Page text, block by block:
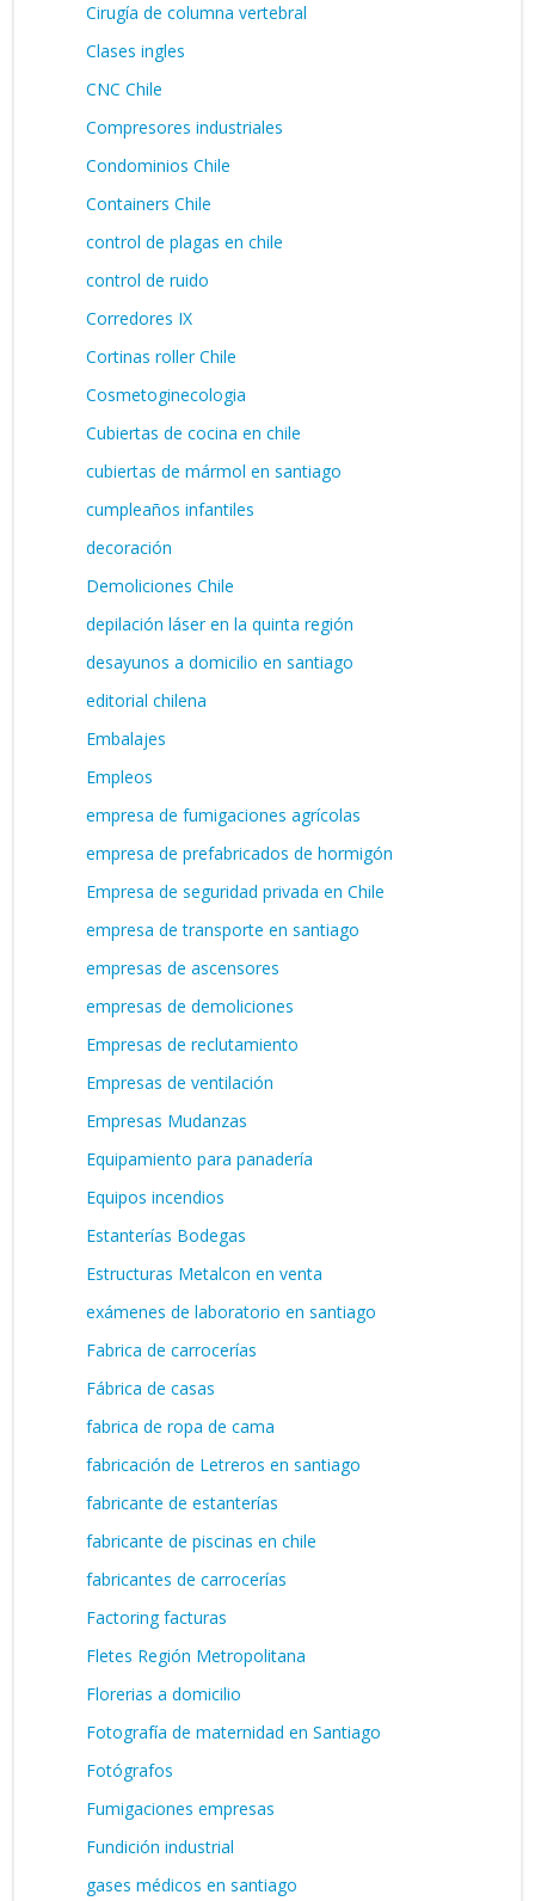
Cirugía de columna vertebral
Clases ingles
CNC Chile
Compresores industriales
Condominios Chile
Containers Chile
control de plagas en chile
control de ruido
Corredores IX
Cortinas roller Chile
Cosmetoginecologia
Cubiertas de cocina en chile
cubiertas de mármol en santiago
cumpleaños infantiles
decoración
Demoliciones Chile
depilación láser en la quinta región
desayunos a domicilio en santiago
editorial chilena
Embalajes
Empleos
empresa de fumigaciones agrícolas
empresa de prefabricados de hormigón
Empresa de seguridad privada en Chile
empresa de transporte en santiago
empresas de ascensores
empresas de demoliciones
Empresas de reclutamiento
Empresas de ventilación
Empresas Mudanzas
Equipamiento para panadería
Equipos incendios
Estanterías Bodegas
Estructuras Metalcon en venta
exámenes de laboratorio en santiago
Fabrica de carrocerías
Fábrica de casas
fabrica de ropa de cama
fabricación de Letreros en santiago
fabricante de estanterías
fabricante de piscinas en chile
fabricantes de carrocerías
Factoring facturas
Fletes Región Metropolitana
Florerias a domicilio
Fotografía de maternidad en Santiago
Fotógrafos
Fumigaciones empresas
Fundición industrial
gases médicos en santiago